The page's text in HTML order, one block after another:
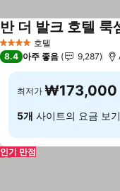
4 성급 호텔
반 더 발크 호텔
8.4 아주 좋음 9,287
최저가 ₩173,000
5개 사이트의 요금 보기
인기 만점